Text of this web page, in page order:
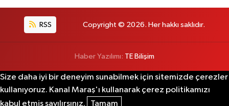
RSS Copyright © 2026. Her hakkı saklıdır.
Haber Yazılımı: TE Bilişim
Size daha iyi bir deneyim sunabilmek için sitemizde çerezler
kullanıyoruz. Kanal Maraş'ı kullanarak çerez politikamızı
kabul etmiş sayılırsınız.
Tamam